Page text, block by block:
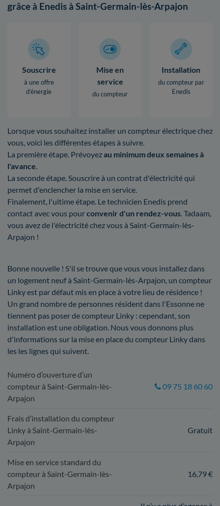
grâce à Enedis à Saint-Germain-lès-Arpajon
Souscrire
à une offre
d’énergie
Mise en
service
du compteur
Installation
du compteur par
Enedis
Lorsque vous souhaitez installer un compteur électrique chez
vous, voici les différentes étapes à suivre.
La première étape. Prévoyezau minimum deux semaines à
l'avance.
La seconde étape. Souscrire à un contrat d'électricité qui
permet d'enclencher la mise en service.
Finalement, l'ultime étape. Le technicien Enedis prend
contact avec vous pourconvenir d'un rendez-vous. Tadaam,
vous avez de l'électricité chez vous à Saint-Germain-lès-
Arpajon !
Bonne nouvelle ! S'il se trouve que vous vous installez dans
un logement neuf à Saint-Germain-lès-Arpajon, un compteur
Linky est par défaut mis en place à votre lieu de résidence !
Un grand nombre de personnes résident dans l'Essonne ne
tiennent pas poser de compteur Linky : cependant, son
installation est une obligation. Nous vous donnons plus
d'informations sur la mise en place du compteur Linky dans
les les lignes qui suivent.
Numéro d’ouverture d’un
compteur à Saint-Germain-lès-
Arpajon
09 75 18 60 60
Frais d’installation du compteur
Linky à Saint-Germain-lès-
Arpajon
Gratuit
Mise en service standard du
compteur à Saint-Germain-lès-
Arpajon
16,79 €